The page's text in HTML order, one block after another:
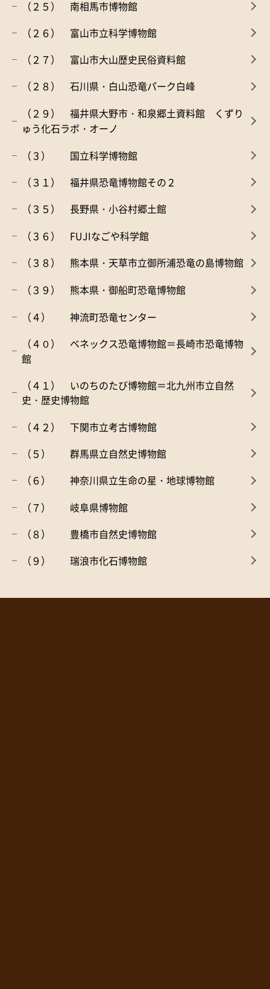
（２５） 南相馬市博物館
（２６） 富山市立科学博物館
（２７） 富山市大山歴史民俗資料館
（２８） 石川県・白山恐竜パーク白峰
（２９） 福井県大野市・和泉郷土資料館 くずり
ゅう化石ラボ・オーノ
（３） 国立科学博物館
（３１） 福井県恐竜博物館その２
（３５） 長野県・小谷村郷土館
（３６） FUJIなごや科学館
（３８） 熊本県・天草市立御所浦恐竜の島博物館
（３９） 熊本県・御船町恐竜博物館
（４） 神流町恐竜センター
（４０） ベネックス恐竜博物館＝長崎市恐竜博物
館
（４１） いのちのたび博物館＝北九州市立自然
史・歴史博物館
（４２） 下関市立考古博物館
（５） 群馬県立自然史博物館
（６） 神奈川県立生命の星・地球博物館
（７） 岐阜県博物館
（８） 豊橋市自然史博物館
（９） 瑞浪市化石博物館